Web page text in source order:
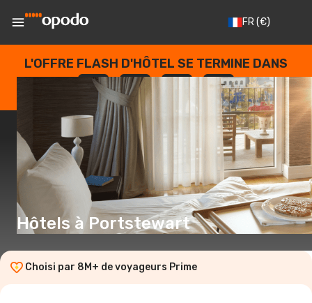
FR(€)
L'OFFRE FLASH D'HÔTEL SE TERMINE DANS
--
JOURS
: --
HEURES
: --
SECONDES
Hôtels à Portstewart
Choisi par 8M+ de voyageurs Prime